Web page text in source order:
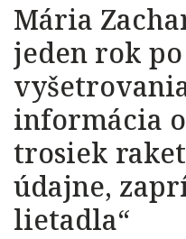
Mária
jeden rok
informácia
trosiek
údajne,
lietadla“